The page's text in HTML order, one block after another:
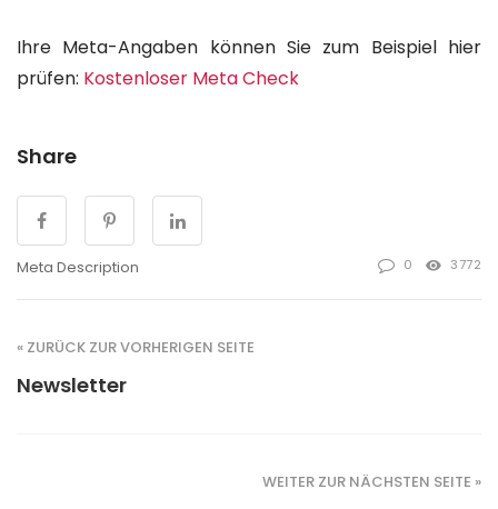
Ihre Meta-Angaben können Sie zum Beispiel hier
prüfen: Kostenloser Meta Check
Share
Meta Description 0 3772
« ZURÜCK ZUR VORHERIGEN SEITE
Newsletter
WEITER ZUR NÄCHSTEN SEITE »